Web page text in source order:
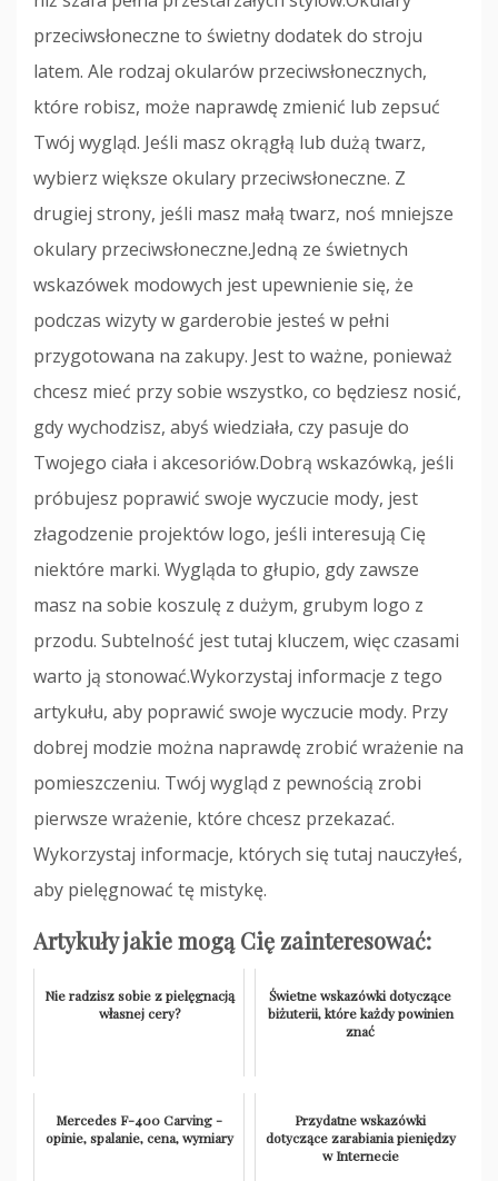
przeciwsłoneczne to świetny dodatek do stroju
latem. Ale rodzaj okularów przeciwsłonecznych,
które robisz, może naprawdę zmienić lub zepsuć
Twój wygląd. Jeśli masz okrągłą lub dużą twarz,
wybierz większe okulary przeciwsłoneczne. Z
drugiej strony, jeśli masz małą twarz, noś mniejsze
okulary przeciwsłoneczne.Jedną ze świetnych
wskazówek modowych jest upewnienie się, że
podczas wizyty w garderobie jesteś w pełni
przygotowana na zakupy. Jest to ważne, ponieważ
chcesz mieć przy sobie wszystko, co będziesz nosić,
gdy wychodzisz, abyś wiedziała, czy pasuje do
Twojego ciała i akcesoriów.Dobrą wskazówką, jeśli
próbujesz poprawić swoje wyczucie mody, jest
złagodzenie projektów logo, jeśli interesują Cię
niektóre marki. Wygląda to głupio, gdy zawsze
masz na sobie koszulę z dużym, grubym logo z
przodu. Subtelność jest tutaj kluczem, więc czasami
warto ją stonować.Wykorzystaj informacje z tego
artykułu, aby poprawić swoje wyczucie mody. Przy
dobrej modzie można naprawdę zrobić wrażenie na
pomieszczeniu. Twój wygląd z pewnością zrobi
pierwsze wrażenie, które chcesz przekazać.
Wykorzystaj informacje, których się tutaj nauczyłeś,
aby pielęgnować tę mistykę.
Artykuły jakie mogą Cię zainteresować:
Nie radzisz sobie z pielęgnacją
własnej cery?
Świetne wskazówki dotyczące
biżuterii, które każdy powinien
znać
Mercedes F-400 Carving -
opinie, spalanie, cena, wymiary
Przydatne wskazówki
dotyczące zarabiania pieniędzy
w Internecie